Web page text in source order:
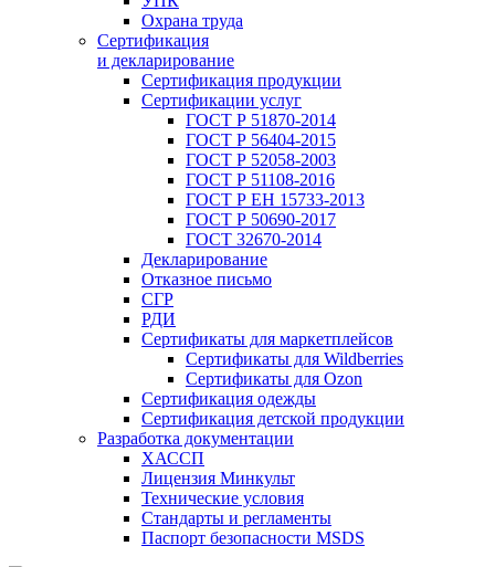
Охрана труда
Сертификация
и декларирование
Сертификация продукции
Сертификации услуг
ГОСТ Р 51870-2014
ГОСТ Р 56404-2015
ГОСТ Р 52058-2003
ГОСТ Р 51108-2016
ГОСТ Р ЕН 15733-2013
ГОСТ Р 50690-2017
ГОСТ 32670-2014
Декларирование
Отказное письмо
СГР
РДИ
Сертификаты для маркетплейсов
Сертификаты для Wildberries
Сертификаты для Ozon
Сертификация одежды
Сертификация детской продукции
Разработка документации
ХАССП
Лицензия Минкульт
Технические условия
Стандарты и регламенты
Паспорт безопасности MSDS